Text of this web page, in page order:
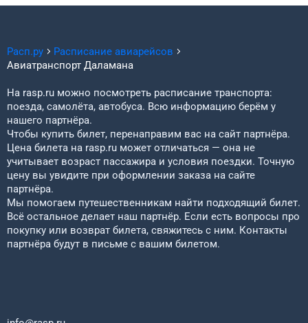
Расп.ру
Расписание авиарейсов
Авиатранспорт Даламана
На rasp.ru можно посмотреть расписание транспорта:
поезда, самолёта, автобуса. Всю информацию берём у
нашего партнёра.
Чтобы купить билет, перенаправим вас на сайт партнёра.
Цена билета на rasp.ru может отличаться — она не
учитывает возраст пассажира и условия поездки. Точную
цену вы увидите при оформлении заказа на сайте
партнёра.
Мы помогаем путешественникам найти подходящий билет.
Всё остальное делает наш партнёр. Если есть вопросы про
покупку или возврат билета, свяжитесь с ним. Контакты
партнёра будут в письме с вашим билетом.